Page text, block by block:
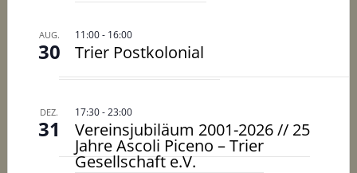
AUG.
30
11:00- 16:00
Trier Postkolonial
DEZ.
31
17:30-23:00
Vereinsjubiläum 2001-2026 // 25
Jahre Ascoli Piceno – Trier
Gesellschaft e.V.